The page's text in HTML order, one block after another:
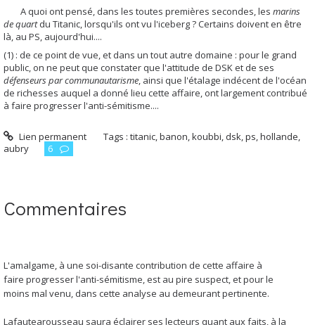
A quoi ont pensé, dans les toutes premières secondes, les marins
de quartdu Titanic, lorsqu'ils ont vu l'iceberg ? Certains doivent en être
là, au PS, aujourd'hui....
(1) : de ce point de vue, et dans un tout autre domaine : pour le grand
public, on ne peut que constater que l'attitude de DSK et de ses
défenseurs par communautarisme, ainsi que l'étalage indécent de l'océan
de richesses auquel a donné lieu cette affaire, ont largement contribué
à faire progresser l'anti-sémitisme....
Lien permanent Tags :titanic,banon,koubbi, dsk,ps,hollande,
aubry
6
Commentaires
L'amalgame, à une soi-disante contribution de cette affaire à
faire progresser l'anti-sémitisme, est au pire suspect, et pour le
moins mal venu, dans cette analyse au demeurant pertinente.
Lafautearousseau saura éclairer ses lecteurs quant aux faits, à la